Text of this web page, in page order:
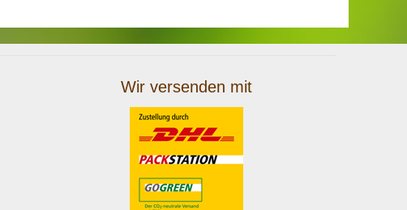
Wir versenden mit